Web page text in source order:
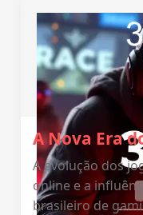
A Nova Era
A evolução dos
online e a
brasileiro de